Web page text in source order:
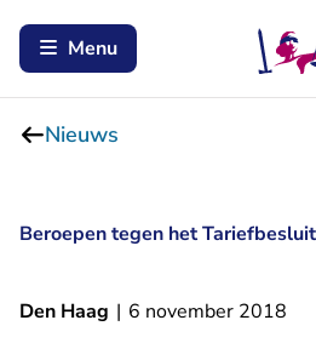
Menu
Nieuws
Beroepen tegen het
Den Haag | 6 november 2018